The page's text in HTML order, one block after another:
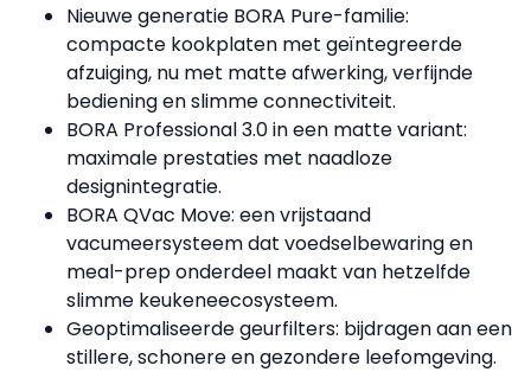
Nieuwe generatie BORA Pure-familie:
compacte kookplaten met geïntegreerde
afzuiging, nu met matte afwerking, verfijnde
bediening en slimme connectiviteit.
BORA Professional 3.0 in een matte variant:
maximale prestaties met naadloze
designintegratie.
BORA QVac Move: een vrijstaand
vacumeersysteem dat voedselbewaring en
meal-prep onderdeel maakt van hetzelfde
slimme keukeneecosysteem.
Geoptimaliseerde geurfilters: bijdragen aan een
stillere, schonere en gezondere leefomgeving.